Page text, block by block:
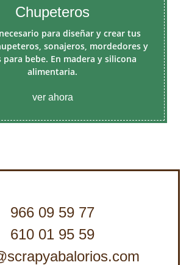
Chupeteros
para diseñar y crear tus
sonajeros, mordedores y
para bebe. En madera y silicona
alimentaria.
ver ahora
966 09 59 77
610 01 95 59